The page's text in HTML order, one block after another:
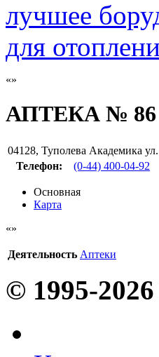
АПТЕКА № 86
04128, Туполева Академика
Телефон:
(0-44) 400-04-92
Основная
Карта
Деятельность Аптеки
© 1995-